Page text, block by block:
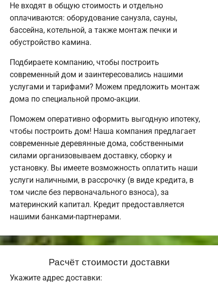
Не входят в общую стоимость и отдельно
оплачиваются: оборудование санузла, сауны,
бассейна, котельной, а также монтаж печки и
обустройство камина.
Подбираете компанию, чтобы построить
современный дом и заинтересовались нашими
услугами и тарифами? Можем предложить монтаж
дома по специальной промо-акции.
Поможем оперативно оформить выгодную ипотеку,
чтобы построить дом! Наша компания предлагает
современные деревянные дома, собственными
силами организовываем доставку, сборку и
установку. Вы имеете возможность оплатить наши
услуги наличными, в рассрочку (в виде кредита, в
том числе без первоначального взноса), за
материнский капитал. Кредит предоставляется
нашими банками-партнерами.
Расчёт стоимости доставки
Укажите адрес доставки: